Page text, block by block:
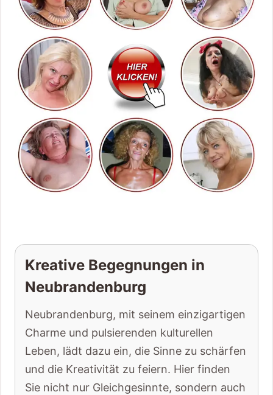
Kreative Begegnungen in
Neubrandenburg
Neubrandenburg, mit seinem einzigartigen
Charme und pulsierenden kulturellen
Leben, lädt dazu ein, die Sinne zu schärfen
und die Kreativität zu feiern. Hier finden
Sie nicht nur Gleichgesinnte, sondern auch